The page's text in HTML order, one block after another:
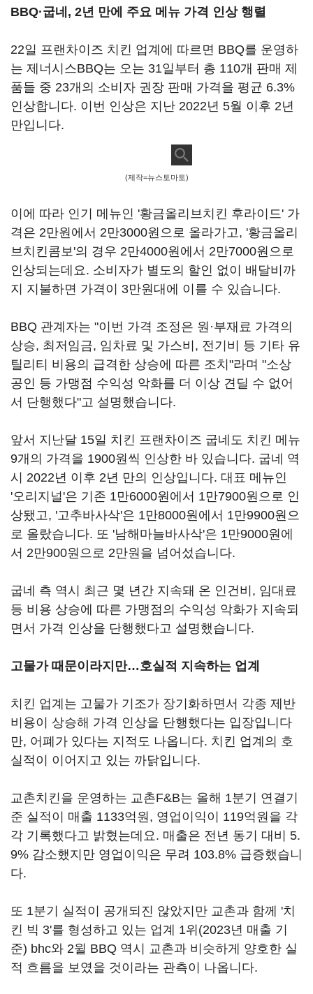
BBQ·굽네, 2년 만에 주요 메뉴 가격 인상 행렬
22일 프랜차이즈 치킨 업계에 따르면 BBQ를 운영하
는 제너시스BBQ는 오는 31일부터 총 110개 판매 제
품들 중 23개의 소비자 권장 판매 가격을 평균 6.3%
인상합니다. 이번 인상은 지난 2022년 5월 이후 2년
만입니다.
(제작=뉴스토마토)
이에 따라 인기 메뉴인 '황금올리브치킨 후라이드' 가
격은 2만원에서 2만3000원으로 올라가고, '황금올리
브치킨콤보'의 경우 2만4000원에서 2만7000원으로
인상되는데요. 소비자가 별도의 할인 없이 배달비까
지 지불하면 가격이 3만원대에 이를 수 있습니다.
BBQ 관계자는 "이번 가격 조정은 원·부재료 가격의
상승, 최저임금, 임차료 및 가스비, 전기비 등 기타 유
틸리티 비용의 급격한 상승에 따른 조치"라며 "소상
공인 등 가맹점 수익성 악화를 더 이상 견딜 수 없어
서 단행했다"고 설명했습니다.
앞서 지난달 15일 치킨 프랜차이즈 굽네도 치킨 메뉴
9개의 가격을 1900원씩 인상한 바 있습니다. 굽네 역
시 2022년 이후 2년 만의 인상입니다. 대표 메뉴인
'오리지널'은 기존 1만6000원에서 1만7900원으로 인
상됐고, '고추바사삭'은 1만8000원에서 1만9900원으
로 올랐습니다. 또 '남해마늘바사삭'은 1만9000원에
서 2만900원으로 2만원을 넘어섰습니다.
굽네 측 역시 최근 몇 년간 지속돼 온 인건비, 임대료
등 비용 상승에 따른 가맹점의 수익성 악화가 지속되
면서 가격 인상을 단행했다고 설명했습니다.
고물가 때문이라지만…호실적 지속하는 업계
치킨 업계는 고물가 기조가 장기화하면서 각종 제반
비용이 상승해 가격 인상을 단행했다는 입장입니다
만, 어폐가 있다는 지적도 나옵니다. 치킨 업계의 호
실적이 이어지고 있는 까닭입니다.
교촌치킨을 운영하는 교촌F&B는 올해 1분기 연결기
준 실적이 매출 1133억원, 영업이익이 119억원을 각
각 기록했다고 밝혔는데요. 매출은 전년 동기 대비 5.
9% 감소했지만 영업이익은 무려 103.8% 급증했습니
다.
또 1분기 실적이 공개되진 않았지만 교촌과 함께 '치
킨 빅 3'를 형성하고 있는 업계 1위(2023년 매출 기
준) bhc와 2윌 BBQ 역시 교촌과 비슷하게 양호한 실
적 흐름을 보였을 것이라는 관측이 나옵니다.